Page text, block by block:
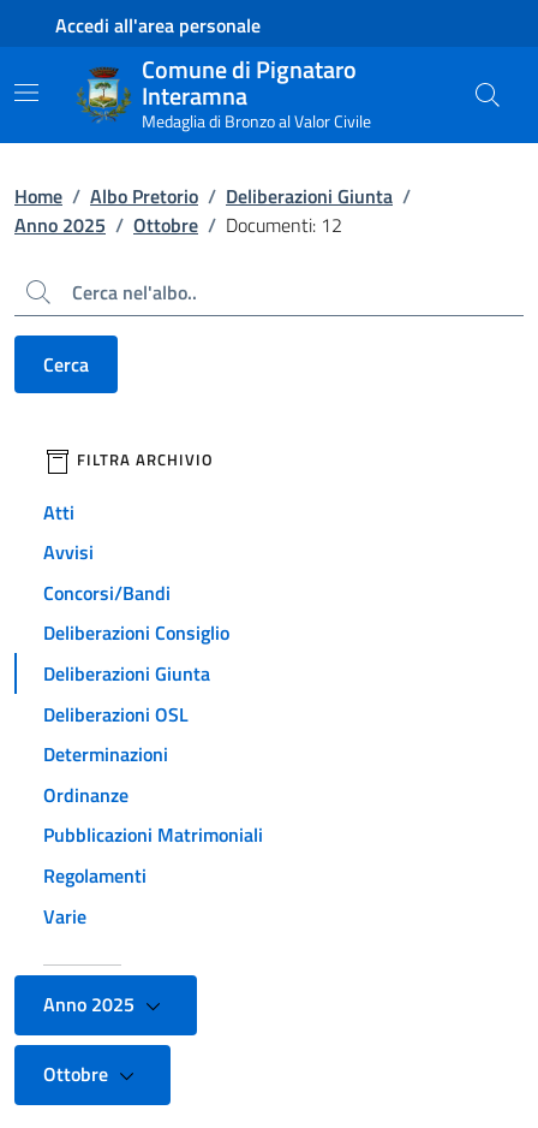
Contenuto principale
Piede di paginaAccedi all'area personale
Comune di Pignataro
Interamna
Medaglia di Bronzo al Valor Civile
Home / Albo Pretorio / Deliberazioni Giunta /
Anno 2025 / Ottobre / Documenti: 12
Cerca
Cerca
filtri da applicare
FILTRA ARCHIVIO
Atti
Avvisi
Concorsi/Bandi
Deliberazioni Consiglio
Deliberazioni Giunta
Deliberazioni OSL
Determinazioni
Ordinanze
Pubblicazioni Matrimoniali
Regolamenti
Varie
Anno 2025
Ottobre